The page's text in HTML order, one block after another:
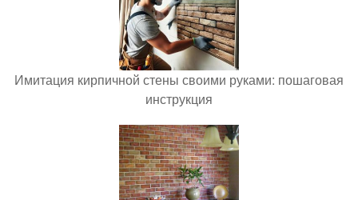
Имитация кирпичной стены своими руками: пошаговая
инструкция